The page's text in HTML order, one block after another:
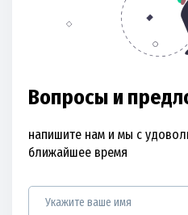
Вопросы и
напишите нам и мы с
ближайшее время